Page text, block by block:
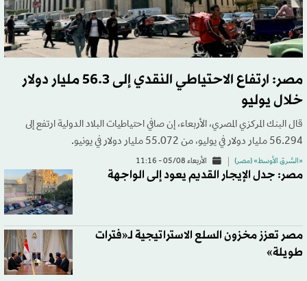
مصر: ارتفاع الاحتياطي النقدي إلى 56.3 مليار دولار
خلال يوليو
قال البنك المركزي المصري، الأربعاء، إن صافي احتياطيات البلاد الدولية ارتفع إلى
56.294 مليار دولار في يوليو، من 55.072 مليار دولار في يونيو.
«الشرق الأوسط» (مصر) الأربعاء 05/08 - 11:16
مصر: جدل الإيجار القديم يعود إلى الواجهة
مصر تعزز مخزون السلع الاستراتيجية لـ«فترات
طويلة»